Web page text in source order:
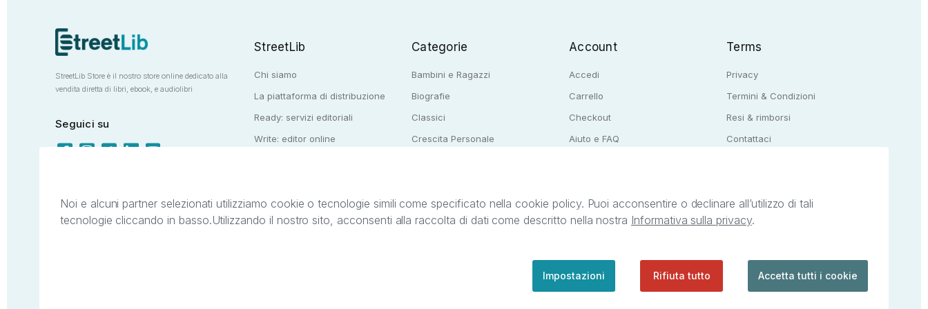
StreetLib Store è il nostro store online dedicato alla
vendita diretta di libri, ebook, e audiolibri
Seguici su
StreetLib
Chi siamo
La piattaforma di distribuzione
Ready: servizi editoriali
Write: editor online
Categorie
Bambini e Ragazzi
Biografie
Classici
Crescita Personale
Account
Accedi
Carrello
Checkout
Aiuto e FAQ
Terms
Privacy
Termini & Condizioni
Resi & rimborsi
Contattaci
Il presente sito web è di proprietà di StreetLib S.r.l. C.F. e P.IVA 05338720963. StreetLib S.r.l. è titolare di tutti i diritti di proprietà intellettuale afferenti ai marchi, loghi e
Noi e alcuni partner selezionati utilizziamo cookie o tecnologie simili come specificato nella cookie policy. Puoi acconsentire o declinare all’utilizzo di tali
tecnologie cliccando in basso.Utilizzando il nostro sito, acconsenti alla raccolta di dati come descritto nella nostra Informativa sulla privacy.
Impostazioni Rifiuta tutto Accetta tutti i cookie